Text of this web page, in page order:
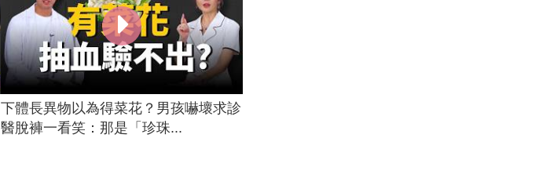
下體長異物以為得菜花？男孩嚇壞求診
醫脫褲一看笑：那是「珍珠...